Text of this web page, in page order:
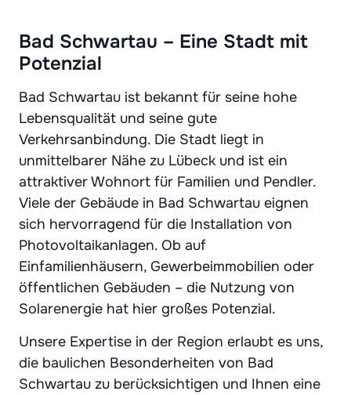
Bad Schwartau – Eine Stadt mit
Potenzial
Bad Schwartau ist bekannt für seine hohe
Lebensqualität und seine gute
Verkehrsanbindung. Die Stadt liegt in
unmittelbarer Nähe zu Lübeck und ist ein
attraktiver Wohnort für Familien und Pendler.
Viele der Gebäude in Bad Schwartau eignen
sich hervorragend für die Installation von
Photovoltaikanlagen. Ob auf
Einfamilienhäusern, Gewerbeimmobilien oder
öffentlichen Gebäuden – die Nutzung von
Solarenergie hat hier großes Potenzial.
Unsere Expertise in der Region erlaubt es uns,
die baulichen Besonderheiten von Bad
Schwartau zu berücksichtigen und Ihnen eine